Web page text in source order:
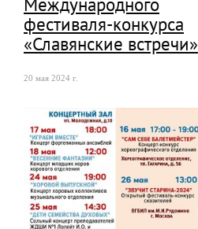
Международного
фестиваля-конкурса
«Славянские встречи»
20 мая 2024 г.